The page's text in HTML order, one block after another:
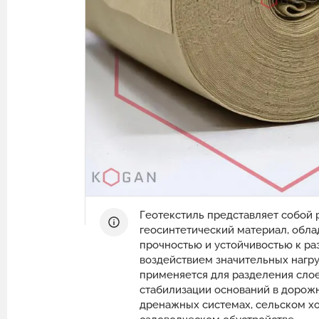
Защитные ограждения из сварной
Сетка двойного кручения для
Сетка сварная оцинкованная в картах
Инструмент и комплектующие для
Геотехнические расчёты
Программный комплекс GEO5
Природный камень для габионов
Геотекстиль представляет
геосинтетический материал,
прочностью и устойчивостью к
воздействием значительных
применяется для разделения
стабилизации оснований в
дренажных системах, сельском